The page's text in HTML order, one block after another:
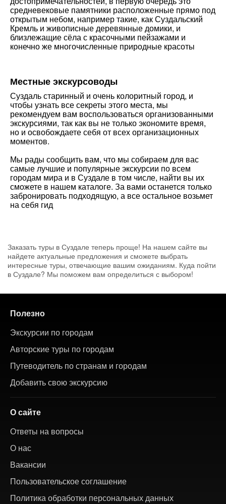
средневековые памятники расположенные прямо под
открытым небом, например такие, как Суздальский
Кремль и живописные деревянные домики, и
близлежащие сёла с красочными пейзажами и
конечно же многочисленные природные красоты
Местные экскурсоводы
Суздаль старинный и очень колоритный город, и
чтобы узнать все секреты этого места, мы
рекомендуем вам воспользоваться организованными
экскурсиями, так как вы не только экономите время,
но и освобождаете себя от всех организационных
моментов.
Мы рады сообщить вам, что мы собираем для вас
самые лучшие и популярные экскурсии по всем
городам мира и в Суздале в том числе, найти вы их
сможете в нашем каталоге. За вами останется только
забронировать подходящую, а все остальное возьмет
на себя гид
Заказать туры в Суздале теперь проще! На нашем сайте вы
найдете актуальные предложения и сможете выбрать
интересные туры, отвечающие вашим ожиданиям. Куда пойти
в Суздале? Мы поможем вам определиться с выбором!
Полезно
Экскурсии по городам
Авторские туры по городам
Путеводитель по странам и городам
Добавить свою экскурсию
О сайте
Ответы на вопросы
О нас
Вакансии
Пользовательское соглашение
Политика обработки персональных данных